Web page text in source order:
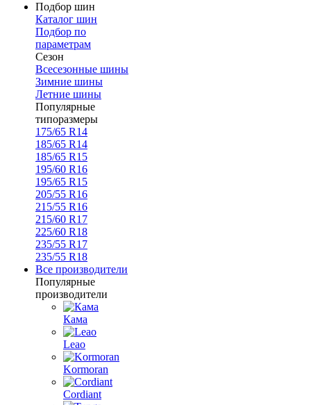
Подбор шин
Каталог шин
Подбор по
параметрам
Сезон
Всесезонные шины
Зимние шины
Летние шины
Популярные
типоразмеры
175/65 R14
185/65 R14
185/65 R15
195/60 R16
195/65 R15
205/55 R16
215/55 R16
215/60 R17
225/60 R18
235/55 R17
235/55 R18
Все производители
Популярные
производители
Кама
Leao
Kormoran
Cordiant